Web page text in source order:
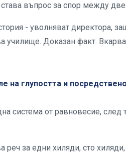
става въпрос за спор между
- уволняват директора,
училище. Доказан факт.
на глупостта и
система от равновесие,
реч за едни хиляди, сто